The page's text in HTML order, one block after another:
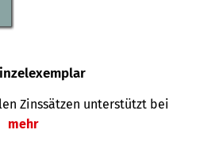
Zinssätzen unterstützt bei
mehr